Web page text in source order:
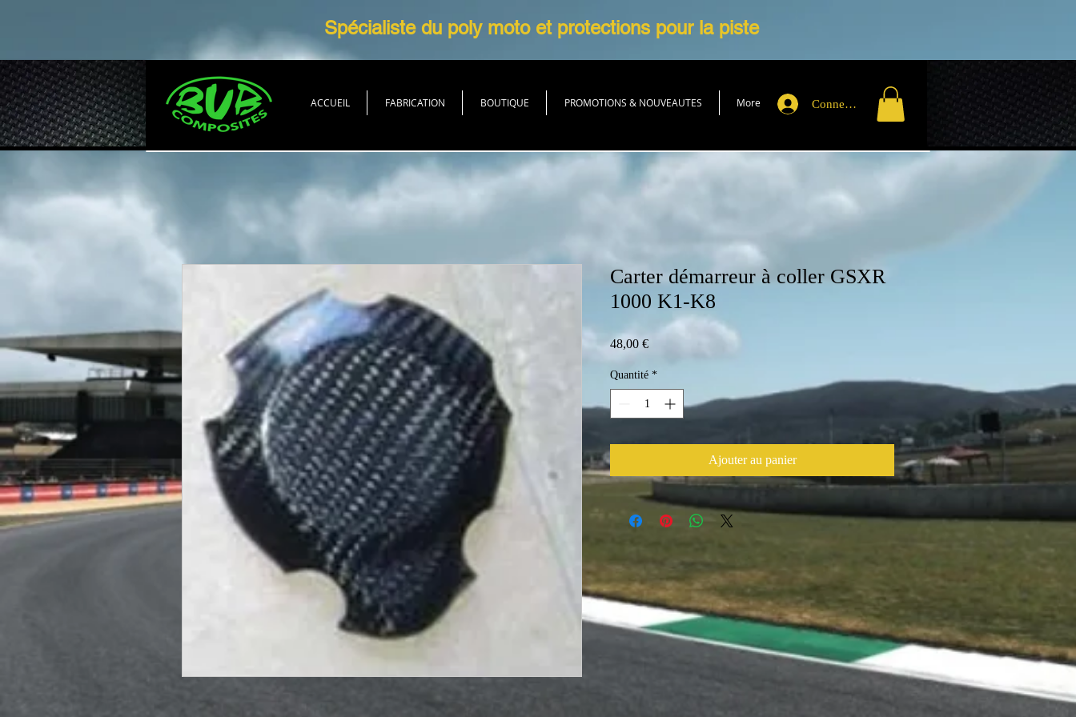
Spécialiste du poly moto et protections pour la piste
ACCUEIL FABRICATION BOUTIQUE PROMOTIONS & NOUVEAUTES More Connexion
Carter démarreur à coller GSXR
1000 K1-K8
48,00 €Prix
Quantité *
Ajouter au panier